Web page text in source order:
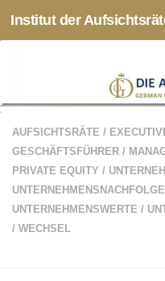
Zum Inhalt springen
Institut der
AUFSICHTSRÄTE /
GESCHÄFTSFÜHRER /
PRIVATE EQUITY /
UNTERNEHMENSNACHFOLGE
UNTERNEHMENSWERTE /
/ WECHSEL